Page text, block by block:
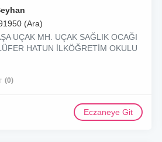
(Ara)
UÇAK MH. UÇAK SAĞLIK OCAĞI
HATUN İLKÖĞRETİM OKULU
(0)
Eczaneye Git